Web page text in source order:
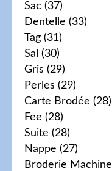
Sac (37)
Dentelle (33)
Tag (31)
Sal (30)
Gris (29)
Perles (29)
Carte Brodée (28)
Fee (28)
Suite (28)
Nappe (27)
Broderie Machine